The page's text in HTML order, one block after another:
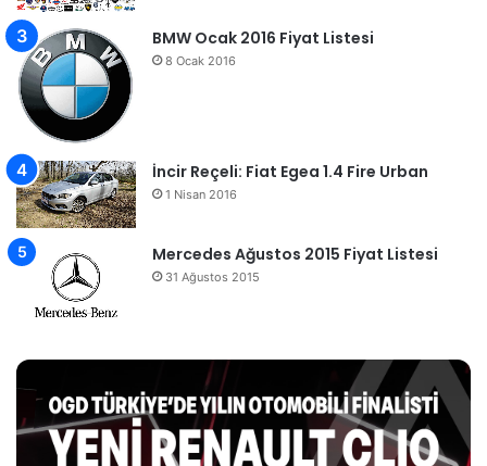
BMW Ocak 2016 Fiyat Listesi
8 Ocak 2016
İncir Reçeli: Fiat Egea 1.4 Fire Urban
1 Nisan 2016
Mercedes Ağustos 2015 Fiyat Listesi
31 Ağustos 2015